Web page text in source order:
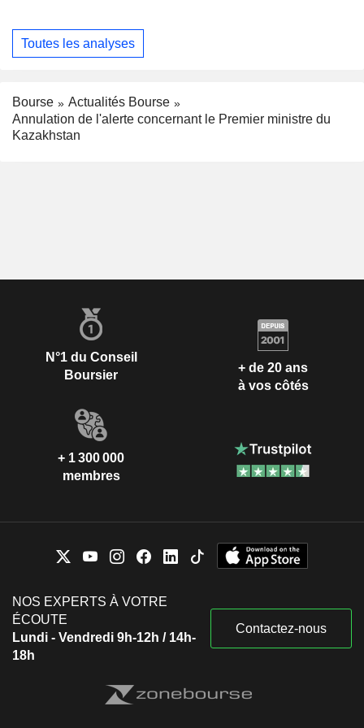
Toutes les analyses
Bourse
Actualités Bourse
Annulation de l'alerte concernant le Premier ministre du
Kazakhstan
N°1 du Conseil
Boursier
+ de 20 ans
à vos côtés
+ 1 300 000
membres
NOS EXPERTS À VOTRE
ÉCOUTE
Lundi - Vendredi 9h-12h / 14h-
18h
Contactez-nous